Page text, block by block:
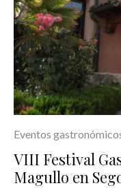
Eventos
VIII Festival
Magullo en